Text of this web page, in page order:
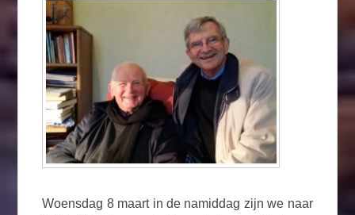
Woensdag 8 maart in de namiddag zijn we naar